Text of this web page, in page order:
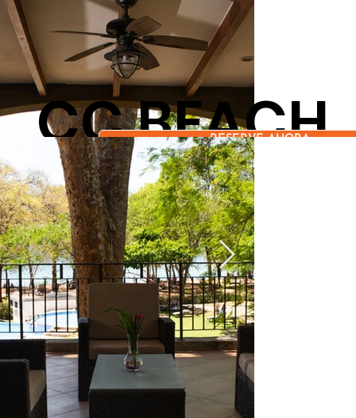
CC BEACH
FRONT
PAPAGAYO
PET
FRI
EN
RESERVE AHORA